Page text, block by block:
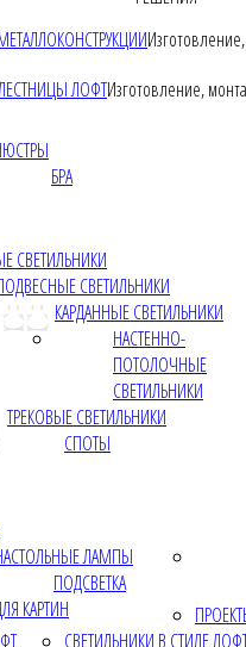
ЛОФТИзготовление,
БРА
СВЕТИЛЬНИКИ
СВЕТИЛЬНИКИ
КАРДАННЫЕ СВЕТИЛЬНИКИ
НАСТЕННО-
ПОТОЛОЧНЫЕ
СВЕТИЛЬНИКИ
ТРЕКОВЫЕ СВЕТИЛЬНИКИ
СПОТЫ
ЛАМПЫ
ПОДСВЕТКА
КАРТИН
СВЕТИЛЬНИКИ В СТИЛЕ